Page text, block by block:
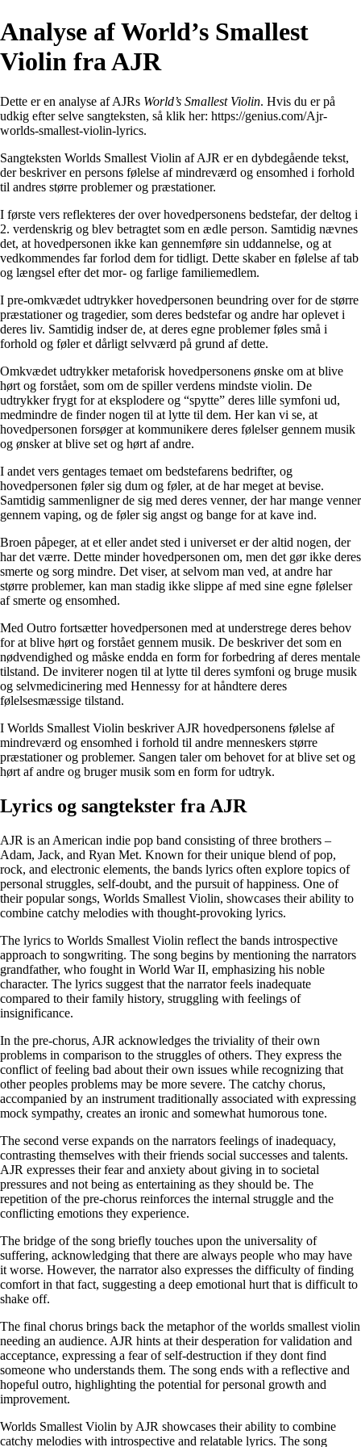
Analyse af World’s Smallest
Violin fra AJR
Dette er en analyse af AJRs World’s Smallest Violin. Hvis du er på
udkig efter selve sangteksten, så klik her: https://genius.com/Ajr-
worlds-smallest-violin-lyrics.
Sangteksten Worlds Smallest Violin af AJR er en dybdegående tekst,
der beskriver en persons følelse af mindreværd og ensomhed i forhold
til andres større problemer og præstationer.
I første vers reflekteres der over hovedpersonens bedstefar, der deltog i
2. verdenskrig og blev betragtet som en ædle person. Samtidig nævnes
det, at hovedpersonen ikke kan gennemføre sin uddannelse, og at
vedkommendes far forlod dem for tidligt. Dette skaber en følelse af tab
og længsel efter det mor- og farlige familiemedlem.
I pre-omkvædet udtrykker hovedpersonen beundring over for de større
præstationer og tragedier, som deres bedstefar og andre har oplevet i
deres liv. Samtidig indser de, at deres egne problemer føles små i
forhold og føler et dårligt selvværd på grund af dette.
Omkvædet udtrykker metaforisk hovedpersonens ønske om at blive
hørt og forstået, som om de spiller verdens mindste violin. De
udtrykker frygt for at eksplodere og “spytte” deres lille symfoni ud,
medmindre de finder nogen til at lytte til dem. Her kan vi se, at
hovedpersonen forsøger at kommunikere deres følelser gennem musik
og ønsker at blive set og hørt af andre.
I andet vers gentages temaet om bedstefarens bedrifter, og
hovedpersonen føler sig dum og føler, at de har meget at bevise.
Samtidig sammenligner de sig med deres venner, der har mange venner
gennem vaping, og de føler sig angst og bange for at kave ind.
Broen påpeger, at et eller andet sted i universet er der altid nogen, der
har det værre. Dette minder hovedpersonen om, men det gør ikke deres
smerte og sorg mindre. Det viser, at selvom man ved, at andre har
større problemer, kan man stadig ikke slippe af med sine egne følelser
af smerte og ensomhed.
Med Outro fortsætter hovedpersonen med at understrege deres behov
for at blive hørt og forstået gennem musik. De beskriver det som en
nødvendighed og måske endda en form for forbedring af deres mentale
tilstand. De inviterer nogen til at lytte til deres symfoni og bruge musik
og selvmedicinering med Hennessy for at håndtere deres
følelsesmæssige tilstand.
I Worlds Smallest Violin beskriver AJR hovedpersonens følelse af
mindreværd og ensomhed i forhold til andre menneskers større
præstationer og problemer. Sangen taler om behovet for at blive set og
hørt af andre og bruger musik som en form for udtryk.
Lyrics og sangtekster fra AJR
AJR is an American indie pop band consisting of three brothers –
Adam, Jack, and Ryan Met. Known for their unique blend of pop,
rock, and electronic elements, the bands lyrics often explore topics of
personal struggles, self-doubt, and the pursuit of happiness. One of
their popular songs, Worlds Smallest Violin, showcases their ability to
combine catchy melodies with thought-provoking lyrics.
The lyrics to Worlds Smallest Violin reflect the bands introspective
approach to songwriting. The song begins by mentioning the narrators
grandfather, who fought in World War II, emphasizing his noble
character. The lyrics suggest that the narrator feels inadequate
compared to their family history, struggling with feelings of
insignificance.
In the pre-chorus, AJR acknowledges the triviality of their own
problems in comparison to the struggles of others. They express the
conflict of feeling bad about their own issues while recognizing that
other peoples problems may be more severe. The catchy chorus,
accompanied by an instrument traditionally associated with expressing
mock sympathy, creates an ironic and somewhat humorous tone.
The second verse expands on the narrators feelings of inadequacy,
contrasting themselves with their friends social successes and talents.
AJR expresses their fear and anxiety about giving in to societal
pressures and not being as entertaining as they should be. The
repetition of the pre-chorus reinforces the internal struggle and the
conflicting emotions they experience.
The bridge of the song briefly touches upon the universality of
suffering, acknowledging that there are always people who may have
it worse. However, the narrator also expresses the difficulty of finding
comfort in that fact, suggesting a deep emotional hurt that is difficult to
shake off.
The final chorus brings back the metaphor of the worlds smallest violin
needing an audience. AJR hints at their desperation for validation and
acceptance, expressing a fear of self-destruction if they dont find
someone who understands them. The song ends with a reflective and
hopeful outro, highlighting the potential for personal growth and
improvement.
Worlds Smallest Violin by AJR showcases their ability to combine
catchy melodies with introspective and relatable lyrics. The song